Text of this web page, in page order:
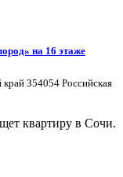
на 16 этаже
354054 Российская
квартиру в Сочи.